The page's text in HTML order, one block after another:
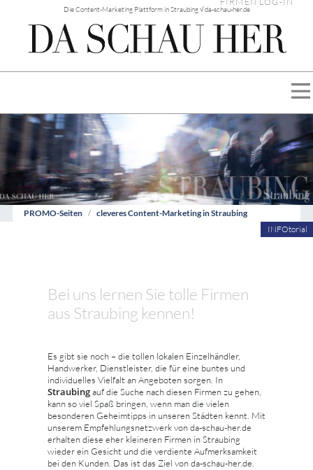
Die Content-Marketing Plattform in Straubing √ da-schau-her.de
PROMO-Seiten cleveres Content-Marketing in Straubing
INFOtorial
Bei uns lernen Sie tolle Firmen
aus Straubing kennen!
Es gibt sie noch – die tollen lokalen Einzelhändler,
Handwerker, Dienstleister, die für eine buntes und
individuelles Vielfalt an Angeboten sorgen. In
Straubingauf die Suche nach diesen Firmen zu gehen,
kann so viel Spaß bringen, wenn man die vielen
besonderen Geheimtipps in unseren Städten kennt. Mit
unserem Empfehlungsnetzwerk von da-schau-her.de
erhalten diese eher kleineren Firmen in Straubing
wieder ein Gesicht und die verdiente Aufmerksamkeit
bei den Kunden. Das ist das Ziel von da-schau-her.de.